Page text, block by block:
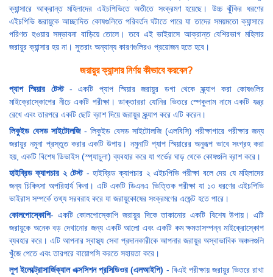
ক্যান্সারে আক্রান্ত মহিলাদের এইচপিভিতে অতীতে সংক্রমণ হয়েছে। উচ্চ ঝুঁকির ধরণের
এইচপিভি জরায়ুকে আচ্ছাদিত কোষগুলিতে পরিবর্তন ঘটাতে পারে যা তাদের সময়মতো ক্যান্সারে
পরিণত হওয়ার সম্ভাবনা বাড়িয়ে তোলে। তবে এই ভাইরাসে আক্রান্ত বেশিরভাগ মহিলার
জরায়ুর ক্যান্সার হয় না। সুতরাং অন্যান্য কারণগুলিরও প্রয়োজন হতে হবে।
জরায়ুর ক্যান্সার নির্ণয় কীভাবে করবেন?
প্যাপ স্মিয়ার টেস্ট - একটি প্যাপ স্মিয়ার জরায়ুর ডগা থেকে স্ক্র্যাপ করা কোষগুলির
মাইক্রোস্কোপের নীচে একটি পরীক্ষা। ডাক্তাররা যোনির ভিতরে স্পেকুলাম নামে একটি যন্ত্র
রেখে এবং তারপরে একটি ছোট ব্রাশ দিয়ে জরায়ুর স্ক্র্যাপ করে এটি করেন।
লিকুইড বেসড সাইটোলজি - লিকুইড বেসড সাইটোলজি (এলবিসি) পরীক্ষাগারে পরীক্ষার জন্য
জরায়ুর নমুনা প্রস্তুত করার একটি উপায়। নমুনাটি প্যাপ স্মিয়ারের অনুরূপ ভাবে সংগ্রহ করা
হয়, একটি বিশেষ ডিভাইস (স্প্যাচুলা) ব্যবহার করে যা গর্ভের ঘাড় থেকে কোষগুলি ব্রাশ করে।
হাইব্রিড ক্যাপচার ২ টেস্ট - হাইব্রিড ক্যাপচার ২ এইচপিভি পরীক্ষা বলে দেয় যে মহিলাদের
জন্য চিকিৎসা অপরিহার্য কিনা। এটি একটি ডিএনএ ভিত্তিক পরীক্ষা যা ১৩ ধরণের এইচপিভি
ভাইরাস সম্পর্কে তথ্য সরবরাহ করে যা জরায়ুকোষের সংক্রমণের এজেন্ট হতে পারে।
কোলপোস্কোপি- একটি কোলপোস্কোপি জরায়ুর দিকে তাকানোর একটি বিশেষ উপায়। এটি
জরায়ুকে অনেক বড় দেখানোর জন্য একটি আলো এবং একটি কম ক্ষমতাসম্পন্ন মাইক্রোস্কোপ
ব্যবহার করে। এটি আপনার স্বাস্থ্য সেবা প্রদানকারীকে আপনার জরায়ুর অস্বাভাবিক অঞ্চলগুলি
খুঁজে পেতে এবং তারপরে বায়োপসি করতে সহায়তা করে।
লুপ ইলেক্ট্রোসার্জিক্যাল এক্সসিশন প্রসিডিওর (এলআইপি) - বিএই পরীক্ষায় জরায়ুর ভিতরে রাখা